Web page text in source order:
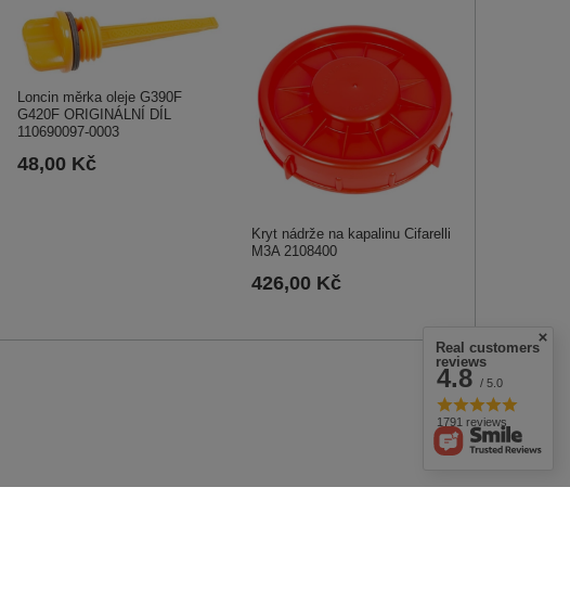
Loncin měrka oleje G390F
G420F ORIGINÁLNÍ DÍL
110690097-0003
48,00 Kč
Kryt nádrže na kapalinu Cifarelli
M3A 2108400
426,00 Kč
Real customers
reviews
4.8 / 5.0
1791 reviews